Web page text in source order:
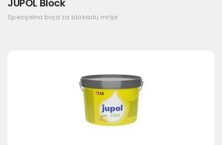
JUPOL Block
Specijalna boja za blokadu mrlja